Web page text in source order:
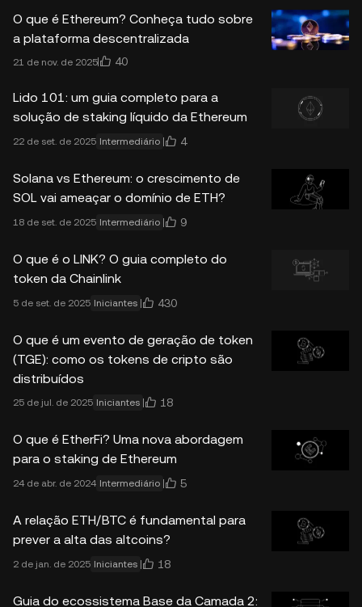
O que é Ethereum? Conheça tudo sobre
a plataforma descentralizada
21 de nov. de 2025 40
Lido 101: um guia completo para a
solução de staking líquido da Ethereum
22 de set. de 2025 Intermediário 4
Solana vs Ethereum: o crescimento de
SOL vai ameaçar o domínio de ETH?
18 de set. de 2025 Intermediário 9
O que é o LINK? O guia completo do
token da Chainlink
5 de set. de 2025 Iniciantes 430
O que é um evento de geração de token
(TGE): como os tokens de cripto são
distribuídos
25 de jul. de 2025 Iniciantes 18
O que é EtherFi? Uma nova abordagem
para o staking de Ethereum
24 de abr. de 2024 Intermediário 5
A relação ETH/BTC é fundamental para
prever a alta das altcoins?
2 de jan. de 2025 Iniciantes 18
Guia do ecossistema Base da Camada 2: